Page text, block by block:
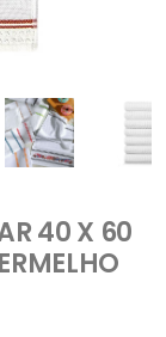
40 X 60